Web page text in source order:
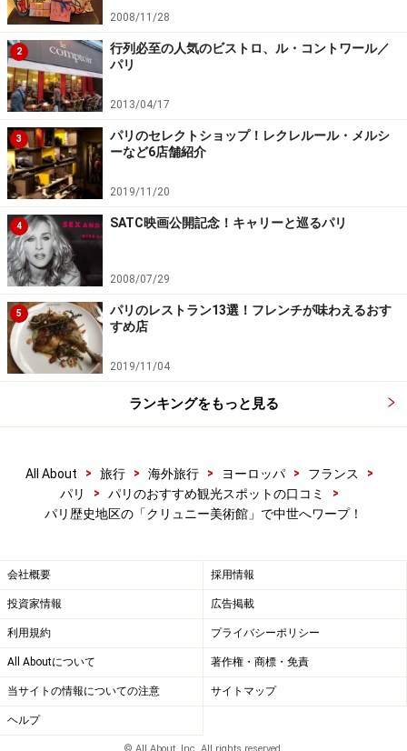
2008/11/28
2
行列必至の人気のビストロ、ル・コントワール／
パリ
2013/04/17
3
パリのセレクトショップ！レクレルール・メルシ
ーなど6店舗紹介
2019/11/20
4 SATC映画公開記念！キャリーと巡るパリ
2008/07/29
5
パリのレストラン13選！フレンチが味わえるおす
すめ店
2019/11/04
ランキングをもっと見る
All About > 旅行 > 海外旅行 > ヨーロッパ > フランス
>
パリ
> パリのおすすめ観光スポットの口コミ
>
パリ歴史地区の「クリュニー美術館」で中世へワープ！
会社概要 採用情報
投資家情報 広告掲載
利用規約 プライバシーポリシー
All Aboutについて 著作権・商標・免責
当サイトの情報についての注意 サイトマップ
ヘルプ